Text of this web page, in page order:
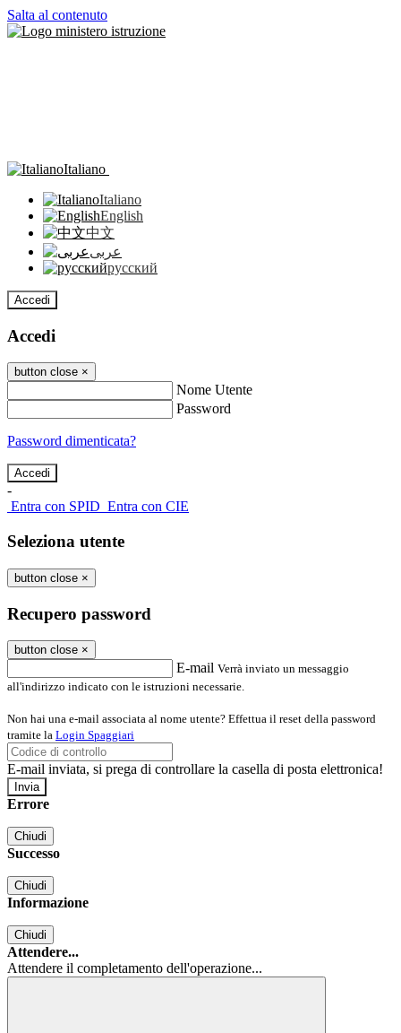
Salta al contenuto
Italiano
Italiano
English
中文
عربى
русский
Accedi
Accedi
button close ×
Nome Utente
Password
Password dimenticata?
-
Entra con SPID Entra con CIE
Seleziona utente
button close ×
Recupero password
button close ×
E-mail Verrà inviato un messaggio
all'indirizzo indicato con le istruzioni necessarie.
Non hai una e-mail associata al nome utente? Effettua il reset della password
tramite la Login Spaggiari
E-mail inviata, si prega di controllare la casella di posta elettronica!
Errore
Chiudi
Successo
Chiudi
Informazione
Chiudi
Attendere...
Attendere il completamento dell'operazione...